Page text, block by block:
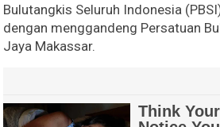
Bulutangkis Seluruh Indonesia
dengan menggandeng Persatuan
Jaya Makassar.